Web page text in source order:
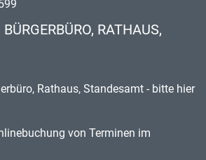
RATHAUS,
Rathaus, Standesamt - bitte hier
von Terminen im